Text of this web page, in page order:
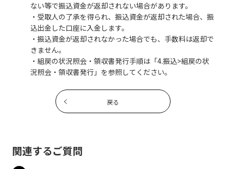
ない等で振込資金が返却されない場合があります。
・受取人の了承を得られ、振込資金が返却された場合、振
込出金した口座に入金します。
・振込資金が返却されなかった場合でも、手数料は返却で
きません。
・組戻の状況照会・領収書発行手順は「4.振込>組戻の状
況照会・領収書発行」を参照してください。
戻る
関連するご質問